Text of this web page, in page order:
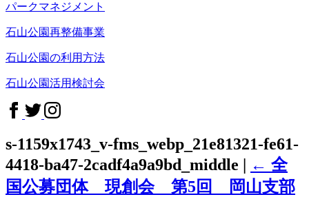
パークマネジメント
石山公園再整備事業
石山公園の利用方法
石山公園活用検討会
s-1159x1743_v-fms_webp_21e81321-fe61-
4418-ba47-2cadf4a9a9bd_middle
← 全
国公募団体 現創会 第5回 岡山支部